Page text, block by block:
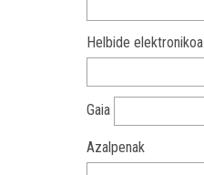
Helbide elektronikoa
Gaia
Azalpenak